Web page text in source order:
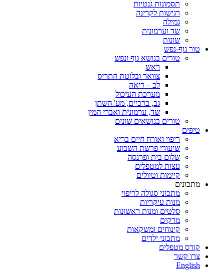
תסמונות גנטיות
רגישות לקרינה
גמילה
שד וערמונית
שונות
טור גוף-נפש
טורים בנושא גוף ונפש
ראש
צוואר ובלוטת התריס
לב – ריאה
מערכת העיכול
גב, ברכיים, מע' השתן
שד, ערמונית ואברי המין
טורים בנושאים שונים
טיפים
ריפוי ואורח חיים בריא
שיעורי פרשת השבוע
שלום בית ופרנסה
עצות למטפלים
קיימות וטיולים
מתכונים
מתכוני סגולה לריפוי
מנות עיקריות
סלטים ומנות ראשונות
מרקים
קינוחים ומשקאות
מתכוני ילדים
קורס מטפלים
צרו קשר
English